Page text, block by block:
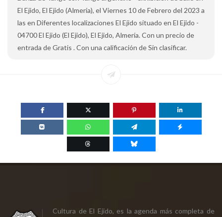
El Ejido, El Ejido (Almería), el Viernes 10 de Febrero del 2023 a
las en Diferentes localizaciones El Ejido situado en El Ejido -
04700 El Ejido (El Ejido), El Ejido, Almería. Con un precio de
entrada de Gratis . Con una calificación de Sin clasificar.
Cultura de El Ejido, es la agenda más completa de